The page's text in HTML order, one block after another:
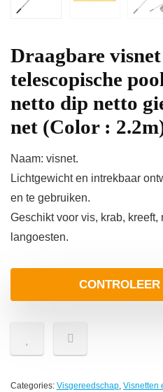
Draagbare
telescopische
netto dip netto
net (Color :
Naam: visnet.
Lichtgewicht en intrekbaar
en te gebruiken.
Geschikt voor vis, krab,
langoesten.
Categories: Visgereedschap, Visnetten